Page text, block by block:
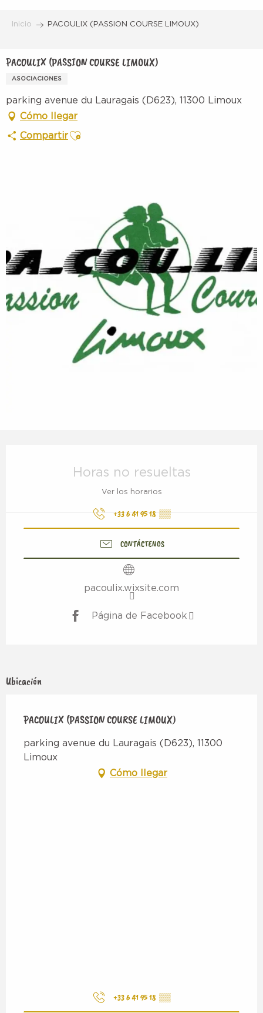
Inicio PACOULIX (PASSION COURSE LIMOUX)
PACOULIX (PASSION COURSE LIMOUX)
ASOCIACIONES
parking avenue du Lauragais (D623), 11300 Limoux
Cómo llegar
CompartirAjouter aux favoris
Horas no resueltas
Ver los horarios
+33 6 41 95 18 ▒▒
CONTÁCTENOS
pacoulix.wixsite.com
Página de Facebook
Ubicación
PACOULIX (PASSION COURSE LIMOUX)
parking avenue du Lauragais (D623), 11300
Limoux
Cómo llegar
+33 6 41 95 18 ▒▒